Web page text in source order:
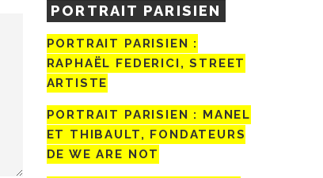
PORTRAIT PARISIEN
PORTRAIT PARISIEN :
RAPHAËL FEDERICI, STREET
ARTISTE
PORTRAIT PARISIEN : MANEL
ET THIBAULT, FONDATEURS
DE WE ARE NOT